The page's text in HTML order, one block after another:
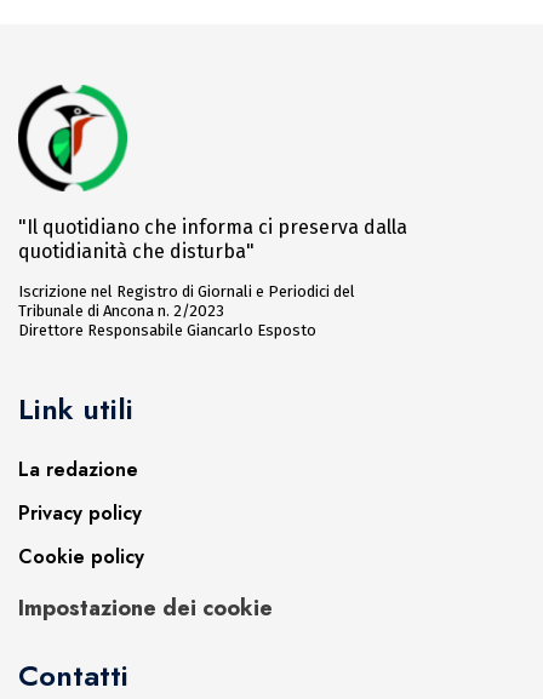
"Il quotidiano che informa ci preserva dalla
quotidianità che disturba"
Iscrizione nel Registro di Giornali e Periodici del
Tribunale di Ancona n. 2/2023
Direttore Responsabile Giancarlo Esposto
Link utili
La redazione
Privacy policy
Cookie policy
Impostazione dei cookie
Contatti